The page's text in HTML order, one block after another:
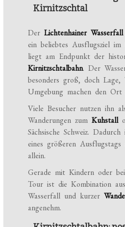
Kirnitzschtal
DerLichtenhainer Wasserfall
ein beliebtes Ausflugsziel
liegt am Endpunkt der
Kirnitzschtalbahn. Der
besonders groß, doch
Umgebung machen den Ort
Viele Besucher nutzen ihn
Wanderungen zumKuhstall
Sächsische Schweiz.
eines größeren
allein.
Gerade mit Kindern oder
Tour ist die Kombination
Wasserfall und kurzer
angenehm.